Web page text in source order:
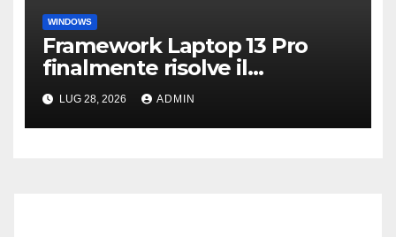
WINDOWS
Framework Laptop 13 Pro
finalmente risolve il
problema dei driver di
Windows 11
LUG 28, 2026 ADMIN